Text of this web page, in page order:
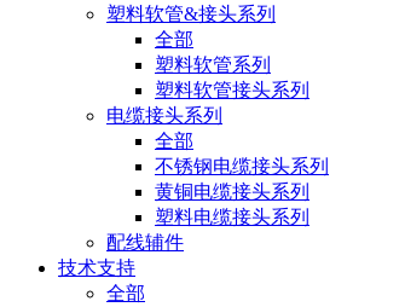
塑料软管&接头系列
全部
塑料软管系列
塑料软管接头系列
电缆接头系列
全部
不锈钢电缆接头系列
黄铜电缆接头系列
塑料电缆接头系列
配线辅件
技术支持
全部